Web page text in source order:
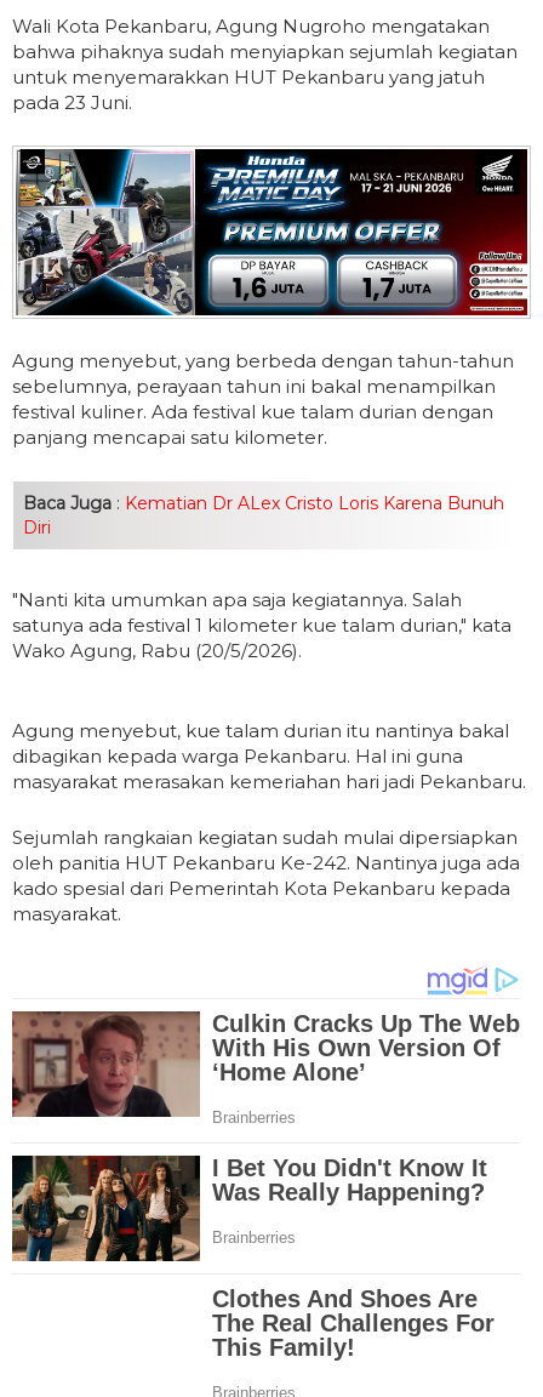
Wali Kota Pekanbaru, Agung Nugroho mengatakan
bahwa pihaknya sudah menyiapkan sejumlah kegiatan
untuk menyemarakkan HUT Pekanbaru yang jatuh
pada 23 Juni.
Agung menyebut, yang berbeda dengan tahun-tahun
sebelumnya, perayaan tahun ini bakal menampilkan
festival kuliner. Ada festival kue talam durian dengan
panjang mencapai satu kilometer.
Baca Juga : Kematian Dr ALex Cristo Loris Karena Bunuh
Diri
"Nanti kita umumkan apa saja kegiatannya. Salah
satunya ada festival 1 kilometer kue talam durian," kata
Wako Agung, Rabu (20/5/2026).
Agung menyebut, kue talam durian itu nantinya bakal
dibagikan kepada warga Pekanbaru. Hal ini guna
masyarakat merasakan kemeriahan hari jadi Pekanbaru.
Sejumlah rangkaian kegiatan sudah mulai dipersiapkan
oleh panitia HUT Pekanbaru Ke-242. Nantinya juga ada
kado spesial dari Pemerintah Kota Pekanbaru kepada
masyarakat.